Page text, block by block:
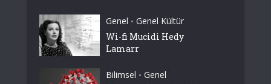
Genel • Genel Kültür
Wi-fi Mucidi Hedy
Lamarr
Bilimsel • Genel